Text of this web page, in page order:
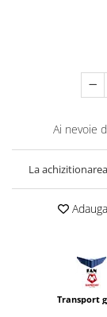
Ai nevoie
La
Transport